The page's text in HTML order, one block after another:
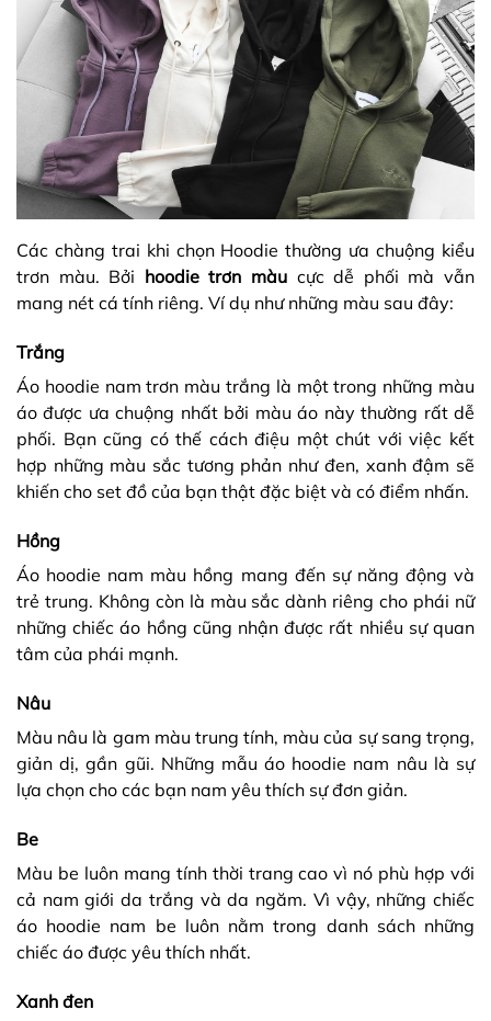
Các chàng trai khi chọn Hoodie thường ưa chuộng kiểu
trơn màu. Bởi hoodie trơn màu cực dễ phối mà vẫn
mang nét cá tính riêng. Ví dụ như những màu sau đây:
Trắng
Áo hoodie nam trơn màu trắng là một trong những màu
áo được ưa chuộng nhất bởi màu áo này thường rất dễ
phối. Bạn cũng có thế cách điệu một chút với việc kết
hợp những màu sắc tương phản như đen, xanh đậm sẽ
khiến cho set đồ của bạn thật đặc biệt và có điểm nhấn.
Hồng
Áo hoodie nam màu hồng mang đến sự năng động và
trẻ trung. Không còn là màu sắc dành riêng cho phái nữ
những chiếc áo hồng cũng nhận được rất nhiều sự quan
tâm của phái mạnh.
Nâu
Màu nâu là gam màu trung tính, màu của sự sang trọng,
giản dị, gần gũi. Những mẫu áo hoodie nam nâu là sự
lựa chọn cho các bạn nam yêu thích sự đơn giản.
Be
Màu be luôn mang tính thời trang cao vì nó phù hợp với
cả nam giới da trắng và da ngăm. Vì vậy, những chiếc
áo hoodie nam be luôn nằm trong danh sách những
chiếc áo được yêu thích nhất.
Xanh đen